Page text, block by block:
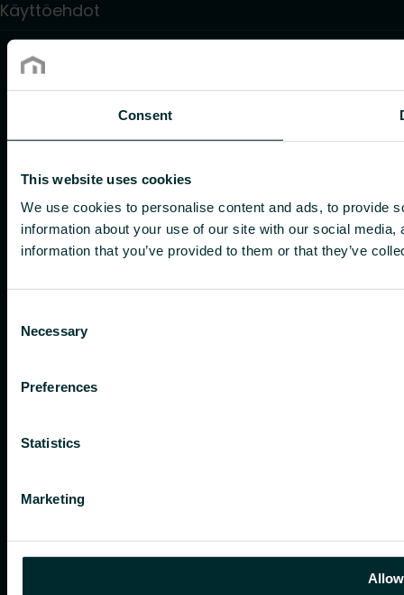
Consent
This website uses cookies
We use cookies to personalise content and ads, to provide
information about your use of our site with our social
information that you’ve provided to them or that they’ve
Selection
Necessary
Preferences
Statistics
Marketing
Käyttöehdot